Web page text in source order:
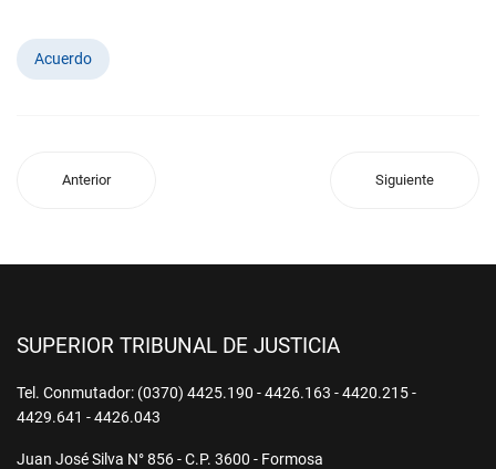
Acuerdo
Anterior Siguiente
SUPERIOR TRIBUNAL DE JUSTICIA
Tel. Conmutador: (0370) 4425.190 - 4426.163 - 4420.215 -
4429.641 - 4426.043
Juan José Silva N° 856 - C.P. 3600 - Formosa